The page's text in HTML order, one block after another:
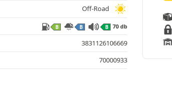
Off-Road
B B B 70 db
3831126106669
70000933